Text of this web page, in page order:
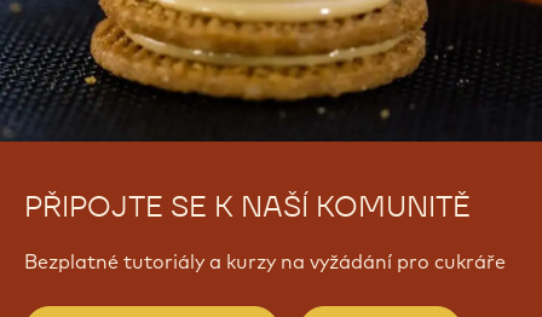
PŘIPOJTE SE K NAŠÍ KOMUNITĚ
Bezplatné tutoriály a kurzy na vyžádání pro cukráře